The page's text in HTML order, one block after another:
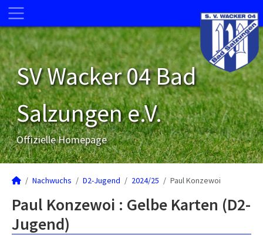
SV Wacker 04 Bad
Salzungen e.V.
Offizielle Homepage
Nachwuchs D2-Jugend 2024/25 Paul Konzewoi
Paul Konzewoi : Gelbe Karten (D2-
Jugend)